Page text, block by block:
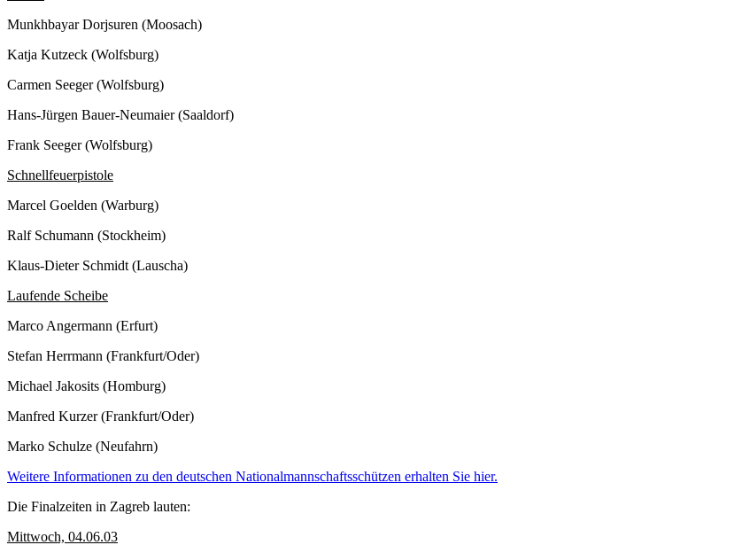
Munkhbayar Dorjsuren (Moosach)
Katja Kutzeck (Wolfsburg)
Carmen Seeger (Wolfsburg)
Hans-Jürgen Bauer-Neumaier (Saaldorf)
Frank Seeger (Wolfsburg)
Schnellfeuerpistole
Marcel Goelden (Warburg)
Ralf Schumann (Stockheim)
Klaus-Dieter Schmidt (Lauscha)
Laufende Scheibe
Marco Angermann (Erfurt)
Stefan Herrmann (Frankfurt/Oder)
Michael Jakosits (Homburg)
Manfred Kurzer (Frankfurt/Oder)
Marko Schulze (Neufahrn)
Weitere Informationen zu den deutschen Nationalmannschaftsschützen erhalten Sie hier.
Die Finalzeiten in Zagreb lauten:
Mittwoch, 04.06.03